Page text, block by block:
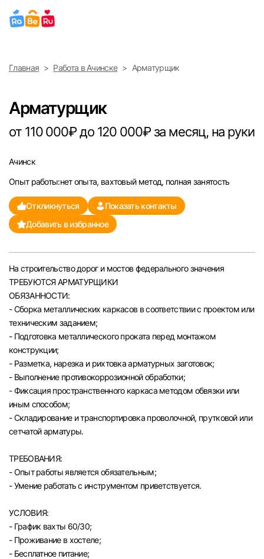
Выберите город
Санкт-Петербург
Ижевск
Екатеринбург
Саратов
Казань
Челябинск
Пермь
Самара
Оренбург
Волгоград
Ульяновск
Курган
Главная Работа в Ачинске Арматурщик
Арматурщик
от 110 000₽ до 120 000₽ за месяц, на руки
Ачинск
Опыт работы:нет опыта, вахтовый метод, полная занятость
Откликнуться
Показать контакты
Добавить в избранное
На строительство дорог и мостов федерального значения
ТРЕБУЮТСЯ АРМАТУРЩИКИ
ОБЯЗАННОСТИ:
- Сборка металлических каркасов в соответствии с проектом или
техническим заданием;
- Подготовка металлического проката перед монтажом
конструкции;
- Разметка, нарезка и рихтовка арматурных заготовок;
- Выполнение противокоррозионной обработки;
- Фиксация пространственного каркаса методом обвязки или
иным способом;
- Складирование и транспортировка проволочной, прутковой или
сетчатой арматуры.
ТРЕБОВАНИЯ:
- Опыт работы является обязательным;
- Умение работать с инструментом приветствуется.
УСЛОВИЯ:
- График вахты 60/30;
- Проживание в хостеле;
- Бесплатное питание;